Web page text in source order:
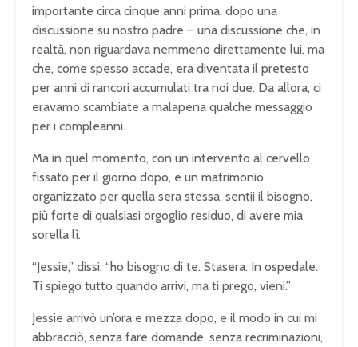
importante circa cinque anni prima, dopo una
discussione su nostro padre – una discussione che, in
realtà, non riguardava nemmeno direttamente lui, ma
che, come spesso accade, era diventata il pretesto
per anni di rancori accumulati tra noi due. Da allora, ci
eravamo scambiate a malapena qualche messaggio
per i compleanni.
Ma in quel momento, con un intervento al cervello
fissato per il giorno dopo, e un matrimonio
organizzato per quella sera stessa, sentii il bisogno,
più forte di qualsiasi orgoglio residuo, di avere mia
sorella lì.
“Jessie,” dissi, “ho bisogno di te. Stasera. In ospedale.
Ti spiego tutto quando arrivi, ma ti prego, vieni.”
Jessie arrivò un’ora e mezza dopo, e il modo in cui mi
abbracciò, senza fare domande, senza recriminazioni,